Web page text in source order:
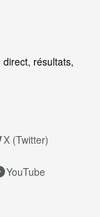
résultats,
X (Twitter)
YouTube